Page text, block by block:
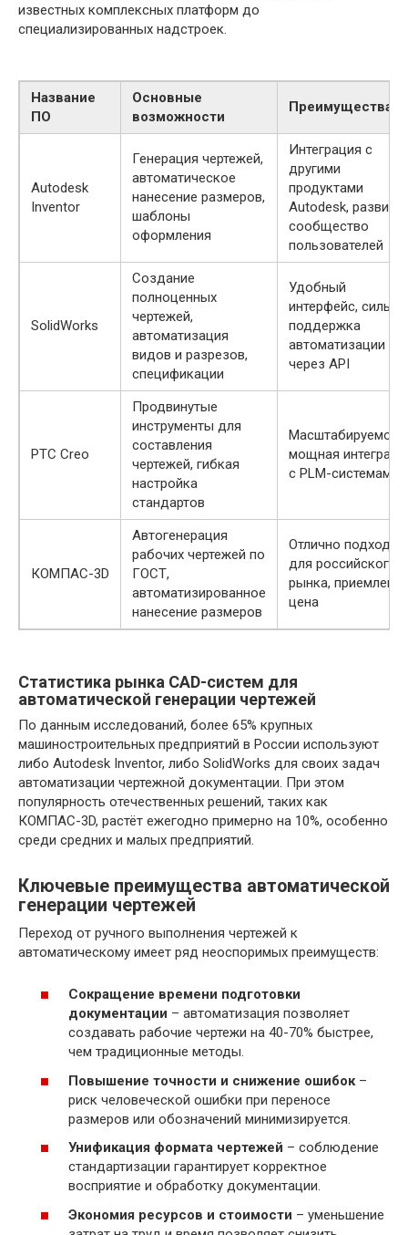
известных комплексных платформ до
специализированных надстроек.
Название
ПО
Основные
возможности
Преимущества
Autodesk
Inventor
Генерация чертежей,
автоматическое
нанесение размеров,
шаблоны
оформления
Интеграция с
другими
продуктами
Autodesk,
сообщество
пользователей
SolidWorks
Создание
полноценных
чертежей,
автоматизация
видов и разрезов,
спецификации
Удобный
интерфейс,
поддержка
автоматизации
через API
PTC Creo
Продвинутые
инструменты для
составления
чертежей, гибкая
настройка
стандартов
мощная
с PLM-системами
КОМПАС-3D
Автогенерация
рабочих чертежей по
ГОСТ,
автоматизированное
нанесение размеров
Отлично подходит
для российского
рынка,
цена
Статистика рынка CAD-систем для
автоматической генерации чертежей
По данным исследований, более 65% крупных
машиностроительных предприятий в России используют
либо Autodesk Inventor, либо SolidWorks для своих задач
автоматизации чертежной документации. При этом
популярность отечественных решений, таких как
КОМПАС-3D, растёт ежегодно примерно на 10%, особенно
среди средних и малых предприятий.
Ключевые преимущества автоматической
генерации чертежей
Переход от ручного выполнения чертежей к
автоматическому имеет ряд неоспоримых преимуществ:
Сокращение времени подготовки
документации – автоматизация позволяет
создавать рабочие чертежи на 40-70% быстрее,
чем традиционные методы.
Повышение точности и снижение ошибок–
риск человеческой ошибки при переносе
размеров или обозначений минимизируется.
Унификация формата чертежей – соблюдение
стандартизации гарантирует корректное
восприятие и обработку документации.
Экономия ресурсов и стоимости – уменьшение